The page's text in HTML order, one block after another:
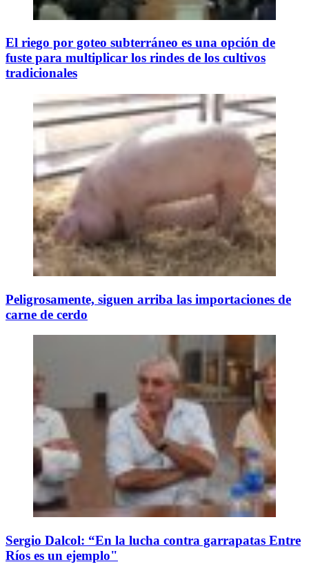
El riego por goteo subterráneo es una opción de
fuste para multiplicar los rindes de los cultivos
tradicionales
Peligrosamente, siguen arriba las importaciones de
carne de cerdo
Sergio Dalcol: “En la lucha contra garrapatas Entre
Ríos es un ejemplo"